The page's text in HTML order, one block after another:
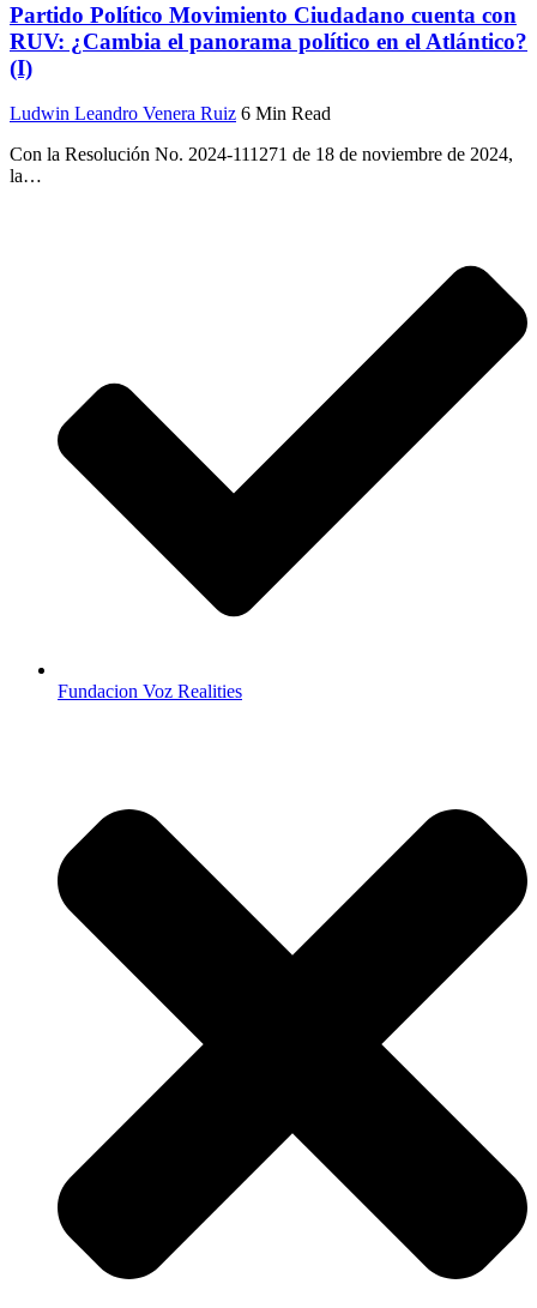
Partido Político Movimiento Ciudadano cuenta con
RUV: ¿Cambia el panorama político en el Atlántico?
(I)
Ludwin Leandro Venera Ruiz 6 Min Read
Con la Resolución No. 2024-111271 de 18 de noviembre de 2024,
la…
Fundacion Voz Realities